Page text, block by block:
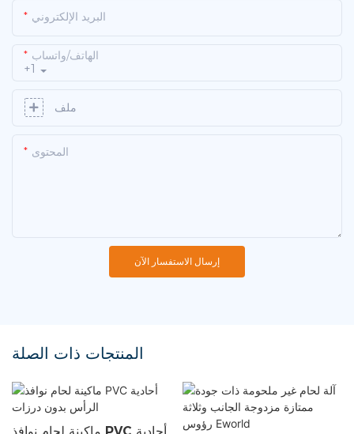
البريد الإلكتروني
+1
الهاتف/واتساب
ملف
المحتوى
إرسال الاستفسار الآن
المنتجات ذات الصلة